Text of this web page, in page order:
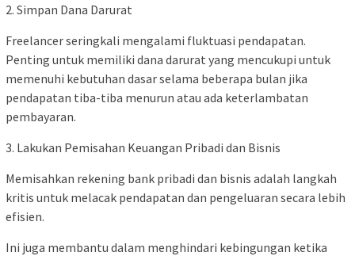
2. Simpan Dana Darurat
Freelancer seringkali mengalami fluktuasi pendapatan.
Penting untuk memiliki dana darurat yang mencukupi untuk
memenuhi kebutuhan dasar selama beberapa bulan jika
pendapatan tiba-tiba menurun atau ada keterlambatan
pembayaran.
3. Lakukan Pemisahan Keuangan Pribadi dan Bisnis
Memisahkan rekening bank pribadi dan bisnis adalah langkah
kritis untuk melacak pendapatan dan pengeluaran secara lebih
efisien.
Ini juga membantu dalam menghindari kebingungan ketika